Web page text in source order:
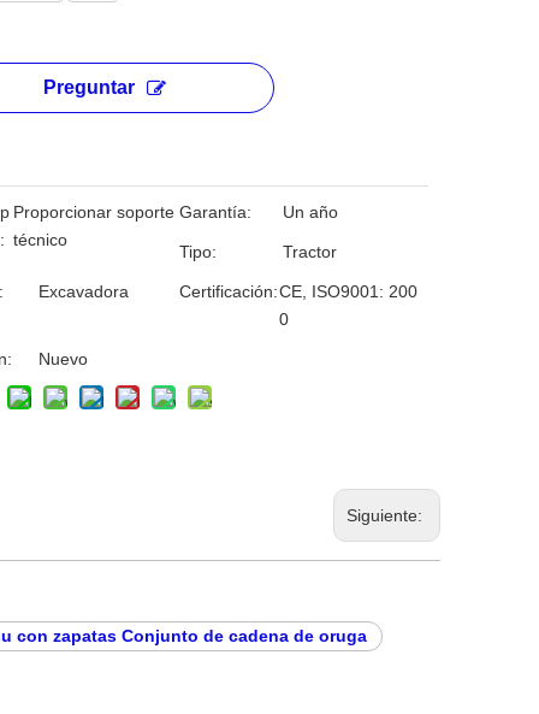
Preguntar
Proporcionar soporte
técnico
Garantía: Un año
Tipo: Tractor
Excavadora Certificación:CE, ISO9001: 200
0
Nuevo
Siguiente:
con zapatas Conjunto de cadena de oruga